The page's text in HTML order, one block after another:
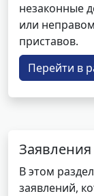
незаконные
или
приставов.
Перейти в
Заявления
В этом
заявлений,